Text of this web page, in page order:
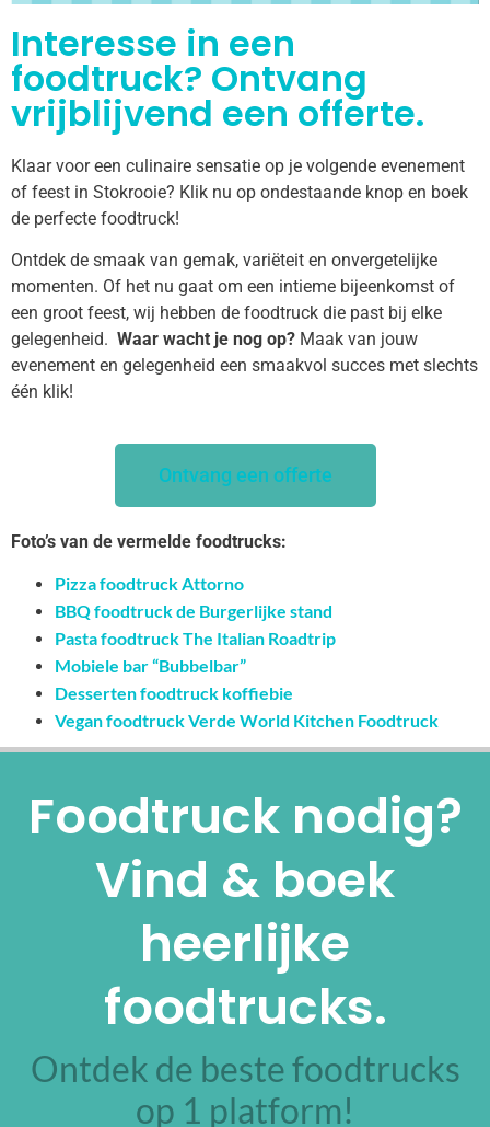
Interesse in een
foodtruck? Ontvang
vrijblijvend een offerte.
Klaar voor een culinaire sensatie op je volgende evenement
of feest in Stokrooie? Klik nu op ondestaande knop en boek
de perfecte foodtruck!
Ontdek de smaak van gemak, variëteit en onvergetelijke
momenten. Of het nu gaat om een intieme bijeenkomst of
een groot feest, wij hebben de foodtruck die past bij elke
gelegenheid. Waar wacht je nog op? Maak van jouw
evenement en gelegenheid een smaakvol succes met slechts
één klik!
Ontvang een offerte
Foto’s van de vermelde foodtrucks:
Pizza foodtruck Attorno
BBQ foodtruck de Burgerlijke stand
Pasta foodtruck The Italian Roadtrip
Mobiele bar “Bubbelbar”
Desserten foodtruck koffiebie
Vegan foodtruck Verde World Kitchen Foodtruck
Foodtruck nodig?
Vind & boek
heerlijke
foodtrucks.
Ontdek de beste foodtrucks
op 1 platform!